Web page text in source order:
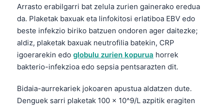
Arrasto erabilgarri bat zelula zurien gainerako eredua
da. Plaketak baxuak eta linfokitosi erlatiboa EBV edo
beste infekzio biriko batzuen ondoren ager daitezke;
aldiz, plaketak baxuak neutrofilia batekin, CRP
igoerarekin edo globulu zurien kopurua horrek
bakterio-infekzioa edo sepsia pentsarazten dit.
Bidaia-aurrekariek jokoaren apustua aldatzen dute.
Denguek sarri plaketak 100 × 10^9/L azpitik eragiten